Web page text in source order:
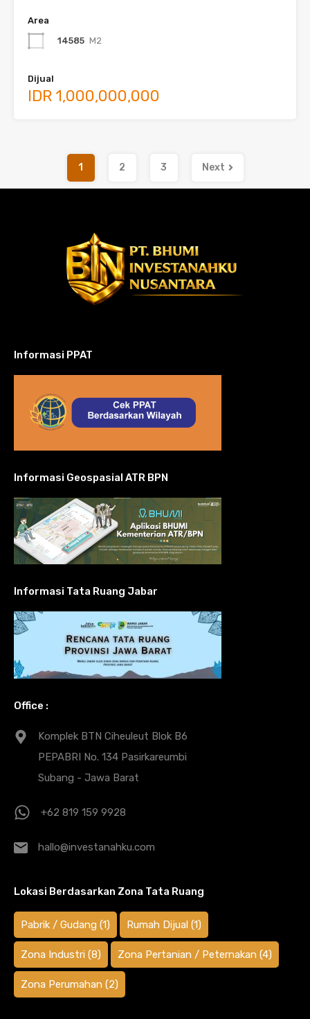
Area
14585 M2
Dijual
IDR 1,000,000,000
1 2 3 Next
Informasi PPAT
Informasi Geospasial ATR BPN
Informasi Tata Ruang Jabar
Office :
Komplek BTN Ciheuleut Blok B6
PEPABRI No. 134 Pasirkareumbi
Subang - Jawa Barat
+62 819 159 9928
hallo@investanahku.com
Lokasi Berdasarkan Zona Tata Ruang
Pabrik / Gudang (1) Rumah Dijual (1)
Zona Industri (8) Zona Pertanian / Peternakan (4)
Zona Perumahan (2)